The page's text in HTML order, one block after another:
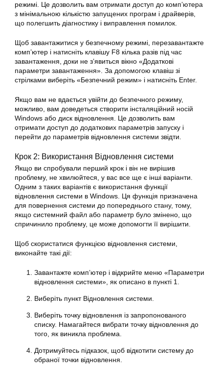
режимі. Це дозволить вам отримати доступ до комп’ютера
з мінімальною кількістю запущених програм і драйверів,
що полегшить діагностику і виправлення помилок.
Щоб завантажитися у безпечному режимі, перезавантажте
комп’ютер і натисніть клавішу F8 кілька разів під час
завантаження, доки не з’явиться вікно «Додаткові
параметри завантаження». За допомогою клавіш зі
стрілками виберіть «Безпечний режим» і натисніть Enter.
Якщо вам не вдається увійти до безпечного режиму,
можливо, вам доведеться створити інсталяційний носій
Windows або диск відновлення. Це дозволить вам
отримати доступ до додаткових параметрів запуску і
перейти до параметрів відновлення системи звідти.
Крок 2: Використання Відновлення системи
Якщо ви спробували перший крок і він не вирішив
проблему, не хвилюйтеся, у вас все ще є інші варіанти.
Одним з таких варіантів є використання функції
відновлення системи в Windows. Ця функція призначена
для повернення системи до попереднього стану, тому,
якщо системний файл або параметр було змінено, що
спричинило проблему, це може допомогти її вирішити.
Щоб скористатися функцією відновлення системи,
виконайте такі дії:
Завантажте комп’ютер і відкрийте меню «Параметри
відновлення системи», як описано в пункті 1.
Виберіть пункт Відновлення системи.
Виберіть точку відновлення із запропонованого
списку. Намагайтеся вибрати точку відновлення до
того, як виникла проблема.
Дотримуйтесь підказок, щоб відкотити систему до
обраної точки відновлення.